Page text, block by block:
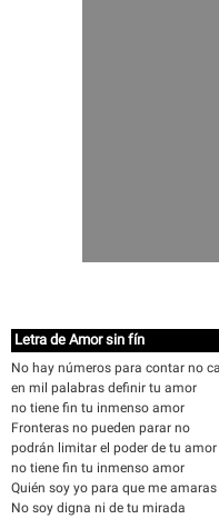
Letra de Amor sin fín
No hay números para contar no
en mil palabras definir tu amor
no tiene fin tu inmenso amor
Fronteras no pueden parar no
podrán limitar el poder de tu amor
no tiene fin tu inmenso amor
Quién soy yo para que me amaras
No soy digna ni de tu mirada